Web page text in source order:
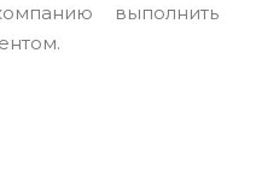
выполнить